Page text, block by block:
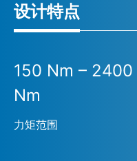
设计特点
150 Nm – 2400
Nm
力矩范围